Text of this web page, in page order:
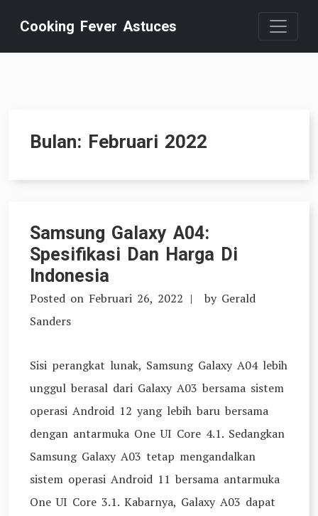
content
Cooking Fever Astuces
Bulan: Februari 2022
Samsung Galaxy A04:
Spesifikasi Dan Harga Di
Indonesia
Posted on Februari 26, 2022 by Gerald
Sanders
Sisi perangkat lunak, Samsung Galaxy A04 lebih
unggul berasal dari Galaxy A03 bersama sistem
operasi Android 12 yang lebih baru bersama
dengan antarmuka One UI Core 4.1. Sedangkan
Samsung Galaxy A03 tetap mengandalkan
sistem operasi Android 11 bersama antarmuka
One UI Core 3.1. Kabarnya, Galaxy A03 dapat